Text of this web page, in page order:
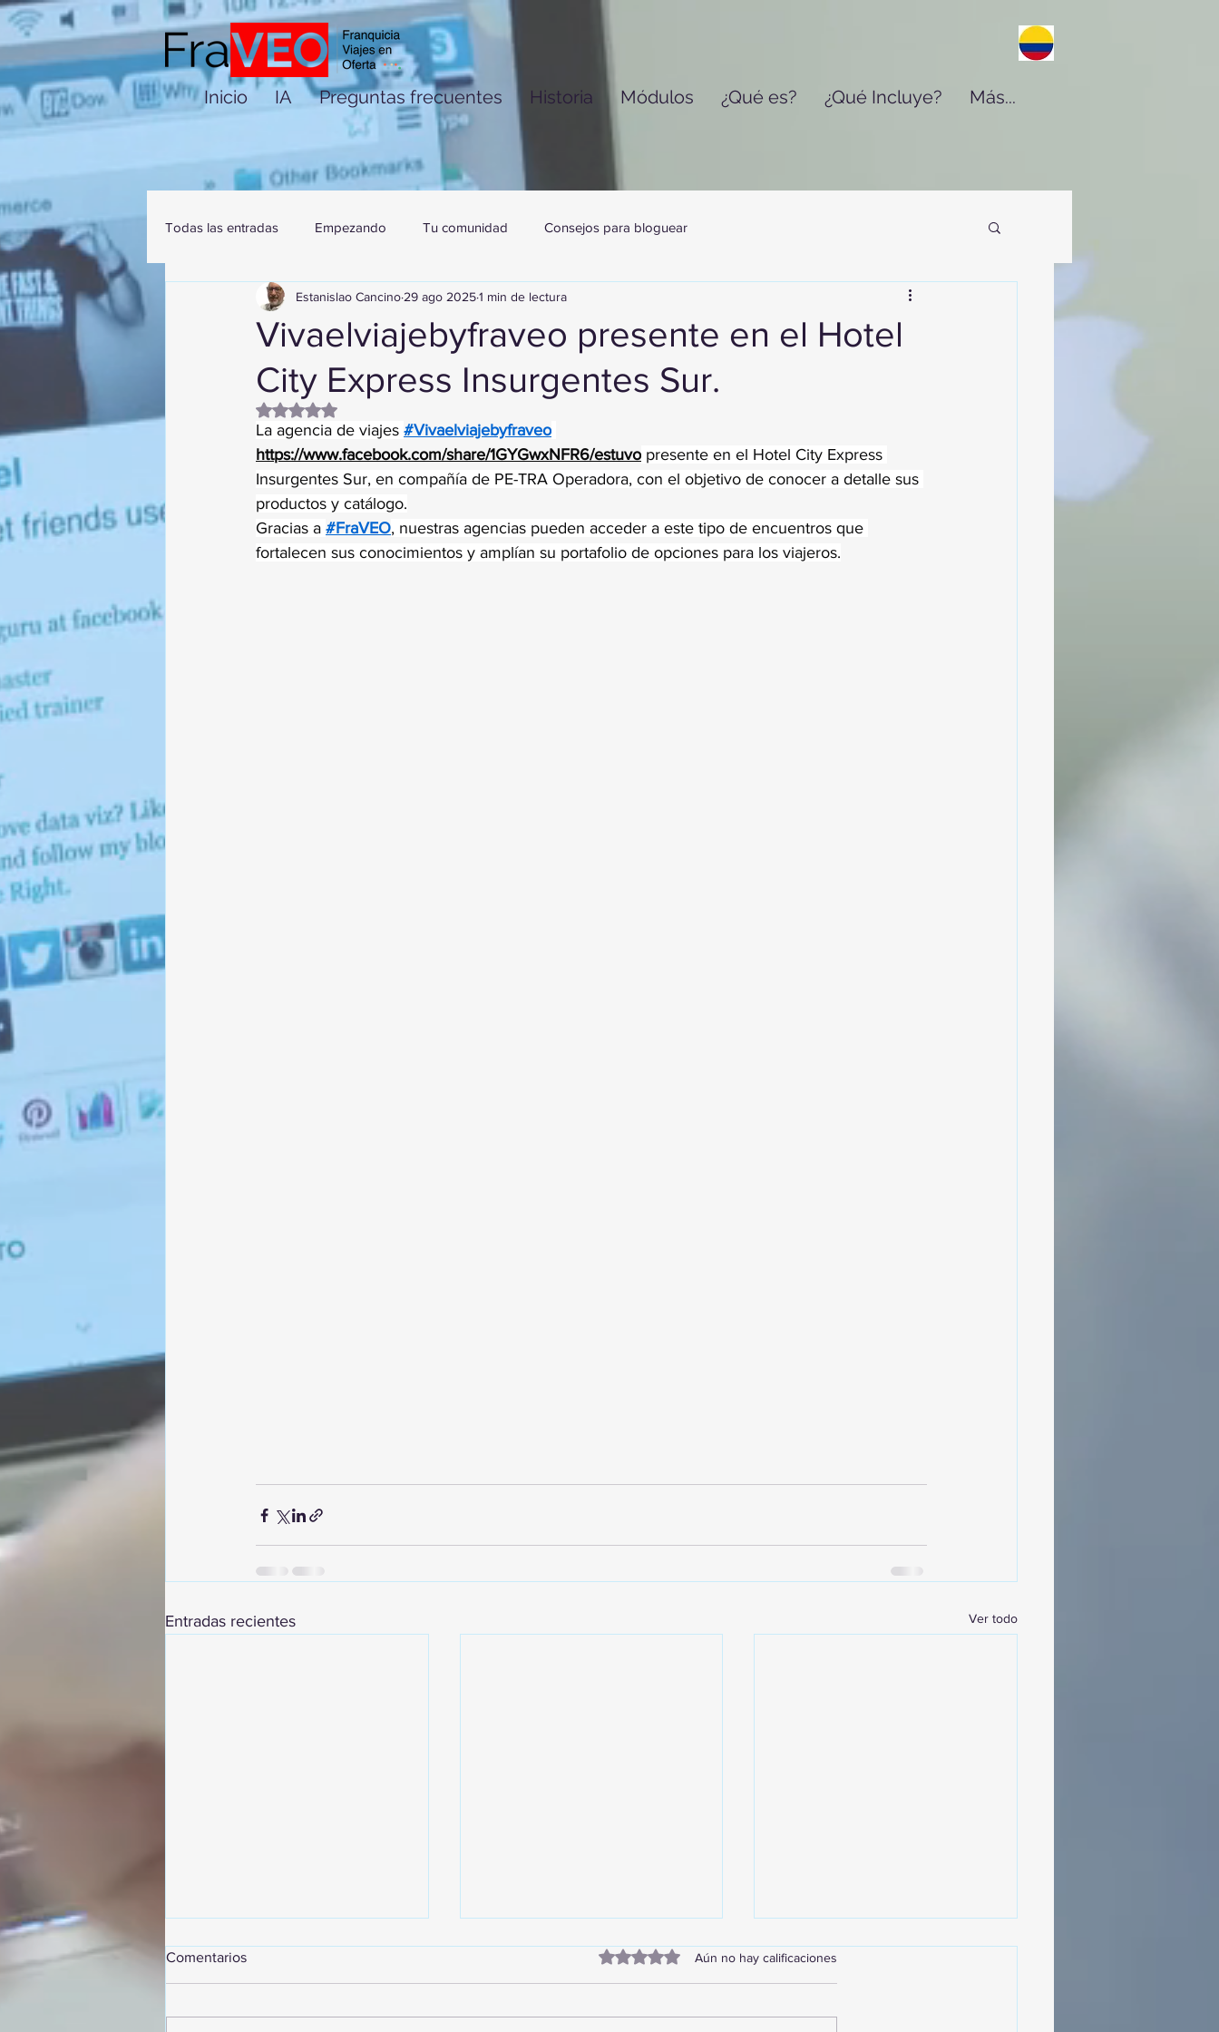
Inicio IA Preguntas frecuentes Historia Módulos ¿Qué es? ¿Qué Incluye? Más...
Todas las entradas Empezando Tu comunidad Consejos para bloguear
Vivaelviajebyfraveo presente en el Hotel
City Express Insurgentes Sur.
Estanislao Cancino 29 ago 20251 min de lectura
Obtuvo NaN de 5 estrellas.
La agencia de viajes #Vivaelviajebyfraveo
https://www.facebook.com/share/1GYGwxNFR6/estuvo presente en el Hotel City Express
Insurgentes Sur, en compañía de PE-TRA Operadora, con el objetivo de conocer a detalle sus
productos y catálogo.
Gracias a #FraVEO, nuestras agencias pueden acceder a este tipo de encuentros que
fortalecen sus conocimientos y amplían su portafolio de opciones para los viajeros.
Entradas recientes Ver todo
Comentarios Obtuvo 0 de 5 estrellas.
Aún no hay calificaciones